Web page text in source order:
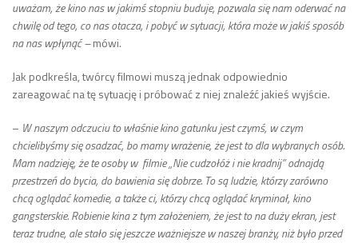
uważam, że kino nas w jakimś stopniu buduje, pozwala się nam oderwać na
chwilę od tego, co nas otacza, i pobyć w sytuacji, która może w jakiś sposób
na nas wpłynąć –mówi.
Jak podkreśla, twórcy filmowi muszą jednak odpowiednio
zareagować na tę sytuację i próbować z niej znaleźć jakieś wyjście.
– W naszym odczuciu to właśnie kino gatunku jest czymś, w czym
chcielibyśmy się osadzać, bo mamy wrażenie, że jest to dla wybranych osób.
Mam nadzieję, że te osoby w filmie „Nie cudzołóż i nie kradnij” odnajdą
przestrzeń do bycia, do bawienia się dobrze. To są ludzie, którzy zarówno
chcą oglądać komedie, a także ci, którzy chcą oglądać kryminał, kino
gangsterskie. Robienie kina z tym założeniem, że jest to na duży ekran, jest
teraz trudne, ale stało się jeszcze ważniejsze w naszej branży, niż było przed